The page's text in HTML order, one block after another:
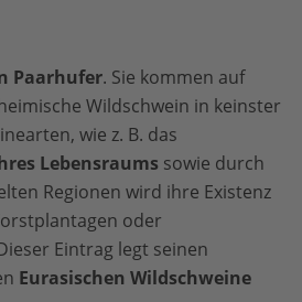
Paarhufer. Sie kommen auf
Wildschwein in keinster
wie z. B. das
Lebensraums sowie durch
Regionen wird ihre Existenz
oder
Eintrag legt seinen
Eurasischen Wildschweine